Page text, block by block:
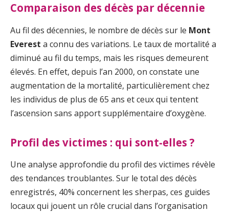
Comparaison des décès par décennie
Au fil des décennies, le nombre de décès sur le Mont
Everest a connu des variations. Le taux de mortalité a
diminué au fil du temps, mais les risques demeurent
élevés. En effet, depuis l’an 2000, on constate une
augmentation de la mortalité, particulièrement chez
les individus de plus de 65 ans et ceux qui tentent
l’ascension sans apport supplémentaire d’oxygène.
Profil des victimes : qui sont-elles ?
Une analyse approfondie du profil des victimes révèle
des tendances troublantes. Sur le total des décès
enregistrés, 40% concernent les sherpas, ces guides
locaux qui jouent un rôle crucial dans l’organisation